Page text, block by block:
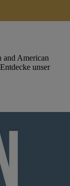
and American
unser